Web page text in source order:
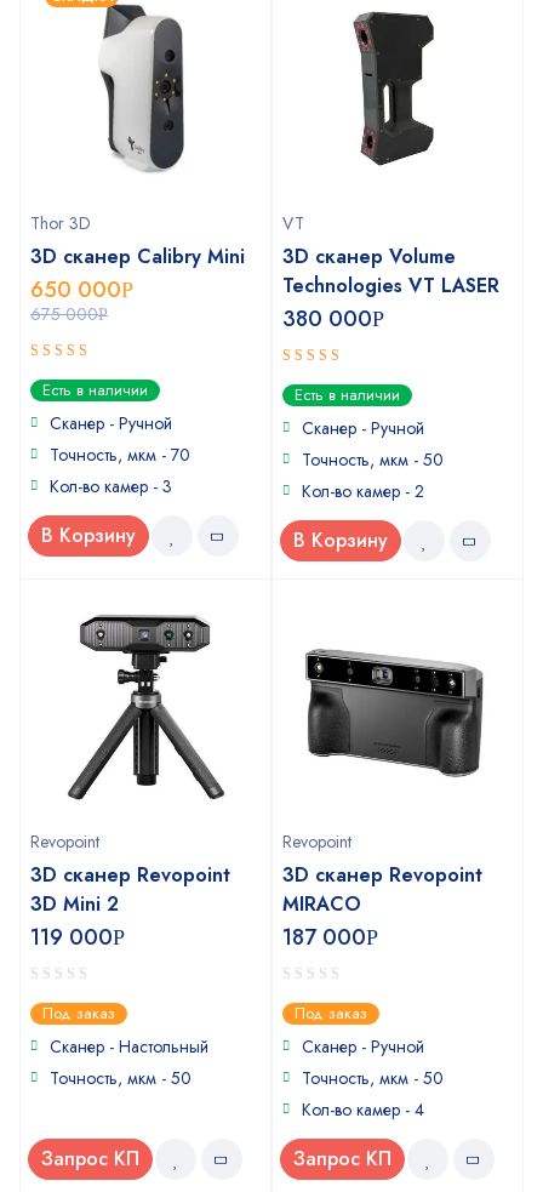
Thor 3D
3D сканер Calibry Mini
675 000Р
650 000Р
5out of 5
Есть в наличии
Сканер - Ручной
Точность, мкм - 70
Кол-во камер - 3
В Корзину
VT
3D сканер Volume
Technologies VT LASER
380 000Р
4out of
5Есть в наличии
Сканер - Ручной
Точность, мкм - 50
Кол-во камер - 2
В Корзину
Revopoint
3D сканер Revopoint
3D Mini 2
119 000Р
0
out
of
Под заказ
Сканер - Настольный
Точность, мкм - 50
Запрос КП
Revopoint
3D сканер Revopoint
MIRACO
187 000Р
0
out
of
Под заказ
Сканер - Ручной
Точность, мкм - 50
Кол-во камер - 4
Запрос КП